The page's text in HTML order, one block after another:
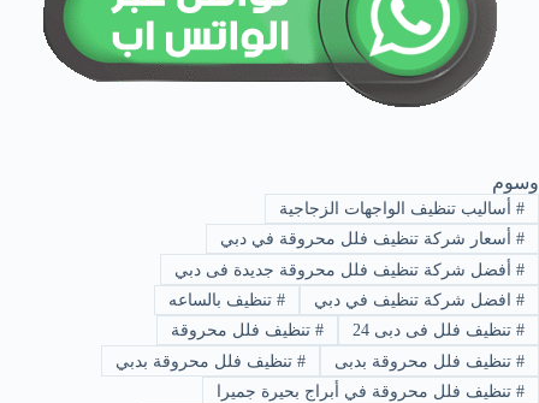
وسوم
#أساليب تنظيف الواجهات الزجاجية
#أسعار شركة تنظيف فلل محروقة في دبي
#أفضل شركة تنظيف فلل محروقة جديدة فى دبي
#افضل شركة تنظيف في دبي #تنظيف بالساعه
#تنظيف فلل فى دبى 24 #تنظيف فلل محروقة
#تنظيف فلل محروقة بدبى #تنظيف فلل محروقة بدبي
#تنظيف فلل محروقة في أبراج بحيرة جميرا